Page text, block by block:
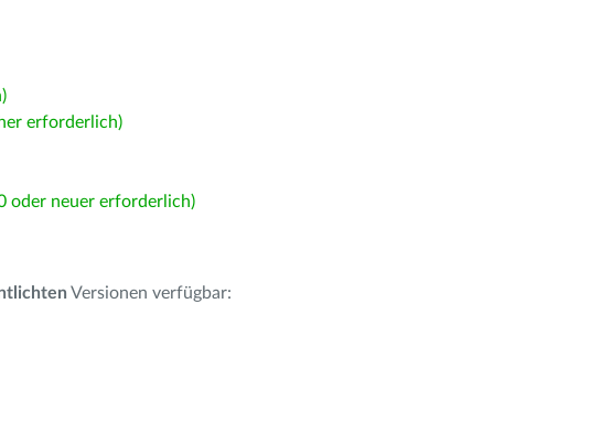
erforderlich)
oder neuer erforderlich)
Versionen verfügbar: